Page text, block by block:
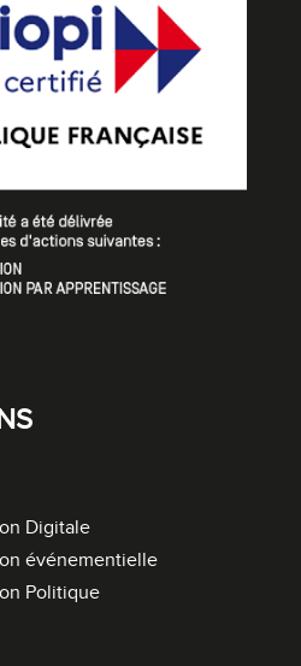
Digitale
événementielle
Politique